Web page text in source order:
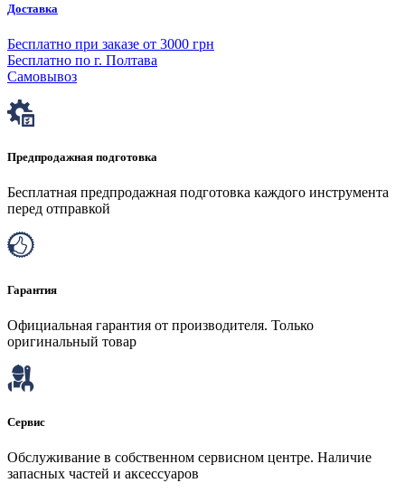
Доставка
Бесплатно при заказе от 3000 грн
Бесплатно по г. Полтава
Самовывоз
Предпродажная подготовка
Бесплатная предпродажная подготовка каждого инструмента
перед отправкой
Гарантия
Официальная гарантия от производителя. Только
оригинальный товар
Сервис
Обслуживание в собственном сервисном центре. Наличие
запасных частей и аксессуаров